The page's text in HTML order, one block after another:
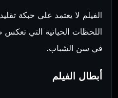
الفيلم لا يعتمد على حبكة
اللحظات الحياتية التي تعكس
في سن الشباب.
أبطال الفيلم